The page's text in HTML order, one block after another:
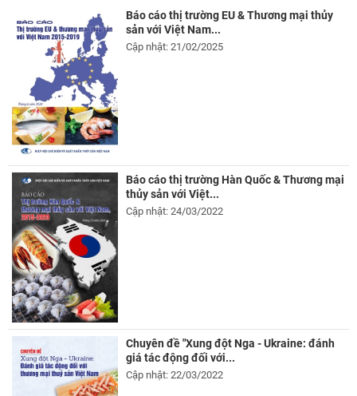
Báo cáo thị trường EU & Thương mại thủy
sản với Việt Nam...
Cập nhật: 21/02/2025
Báo cáo thị trường Hàn Quốc & Thương mại
thủy sản với Việt...
Cập nhật: 24/03/2022
Chuyên đề "Xung đột Nga - Ukraine: đánh
giá tác động đối với...
Cập nhật: 22/03/2022